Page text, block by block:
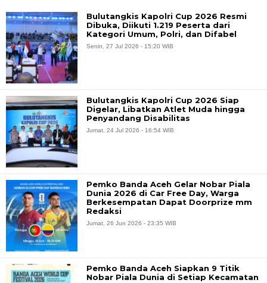
Bulutangkis Kapolri Cup 2026 Resmi
Dibuka, Diikuti 1.219 Peserta dari
Kategori Umum, Polri, dan Difabel
Senin, 27 Jul 2026 - 15:20 WIB
Bulutangkis Kapolri Cup 2026 Siap
Digelar, Libatkan Atlet Muda hingga
Penyandang Disabilitas
Jumat, 24 Jul 2026 - 16:54 WIB
Pemko Banda Aceh Gelar Nobar Piala
Dunia 2026 di Car Free Day, Warga
Berkesempatan Dapat Doorprize mm
Redaksi
Jumat, 26 Jun 2026 - 23:35 WIB
Pemko Banda Aceh Siapkan 9 Titik
Nobar Piala Dunia di Setiap Kecamatan